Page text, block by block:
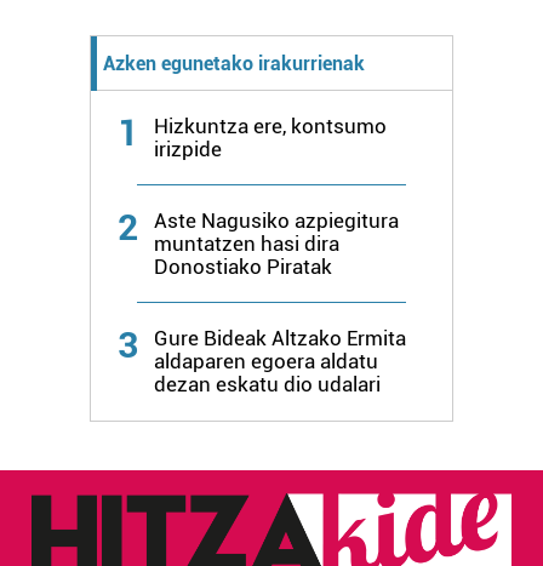
baliatzen gara. Ohar hau onartuz gero, teknologia hori
erabiltzeko baimen esplizitua ematen diguzu.
Azken egunetako irakurrienak
1
Hizkuntza ere, kontsumo
irizpide
2
Aste Nagusiko azpiegitura
muntatzen hasi dira
Donostiako Piratak
3
Gure Bideak Altzako Ermita
aldaparen egoera aldatu
dezan eskatu dio udalari